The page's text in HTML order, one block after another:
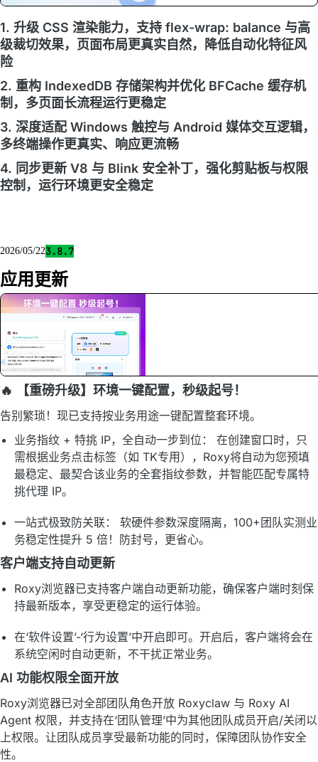
1. 升级 CSS 渲染能力，支持 flex-wrap: balance 与高
级裁切效果，页面布局更真实自然，降低自动化特征风
险
2. 重构 IndexedDB 存储架构并优化 BFCache 缓存机
制，多页面长流程运行更稳定
3. 深度适配 Windows 触控与 Android 媒体交互逻辑，
多终端操作更真实、响应更流畅
4. 同步更新 V8 与 Blink 安全补丁，强化剪贴板与权限
控制，运行环境更安全稳定
2026/05/223.8.7
应用更新
🔥 【重磅升级】环境一键配置，秒级起号！
告别繁琐！现已支持按业务用途一键配置整套环境。
业务指纹 + 特挑 IP，全自动一步到位： 在创建窗口时，只
需根据业务点击标签（如 TK专用），Roxy将自动为您预填
最稳定、最契合该业务的全套指纹参数，并智能匹配专属特
挑代理 IP。
一站式极致防关联： 软硬件参数深度隔离，100+团队实测业
务稳定性提升 5 倍！防封号，更省心。
客户端支持自动更新
Roxy浏览器已支持客户端自动更新功能，确保客户端时刻保
持最新版本，享受更稳定的运行体验。
在‘软件设置’-‘行为设置’中开启即可。开启后，客户端将会在
系统空闲时自动更新，不干扰正常业务。
AI 功能权限全面开放
Roxy浏览器已对全部团队角色开放 Roxyclaw 与 Roxy AI
Agent 权限，并支持在‘团队管理’中为其他团队成员开启/关闭以
上权限。让团队成员享受最新功能的同时，保障团队协作安全
性。